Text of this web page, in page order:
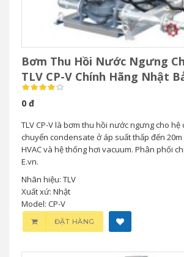
Bơm Thu Hồi Nước Ngưng
TLV CP-V Chính Hãng Nhật
0 đ
TLV CP-V là bơm thu hồi nước ngưng cho hệ
chuyển condensate ở áp suất thấp đến
HVAC và hệ thống hơi vacuum. Phân phối
E.vn.
Nhãn hiệu: TLV
Xuất xứ: Nhật
Model: CP-V
ĐẶT HÀNG